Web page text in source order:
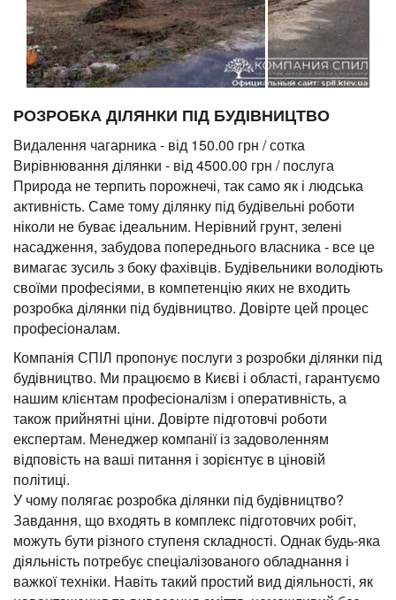
РОЗРОБКА ДІЛЯНКИ ПІД БУДІВНИЦТВО
Видалення чагарника - від 150.00 грн / сотка
Вирівнювання ділянки - від 4500.00 грн / послуга
Природа не терпить порожнечі, так само як і людська
активність. Саме тому ділянку під будівельні роботи
ніколи не буває ідеальним. Нерівний грунт, зелені
насадження, забудова попереднього власника - все це
вимагає зусиль з боку фахівців. Будівельники володіють
своїми професіями, в компетенцію яких не входить
розробка ділянки під будівництво. Довірте цей процес
професіоналам.
Компанія СПІЛ пропонує послуги з розробки ділянки під
будівництво. Ми працюємо в Києві і області, гарантуємо
нашим клієнтам професіоналізм і оперативність, а
також прийнятні ціни. Довірте підготовчі роботи
експертам. Менеджер компанії із задоволенням
відповість на ваші питання і зорієнтує в ціновій
політиці.
У чому полягає розробка ділянки під будівництво?
Завдання, що входять в комплекс підготовчих робіт,
можуть бути різного ступеня складності. Однак будь-яка
діяльність потребує спеціалізованого обладнання і
важкої техніки. Навіть такий простий вид діяльності, як